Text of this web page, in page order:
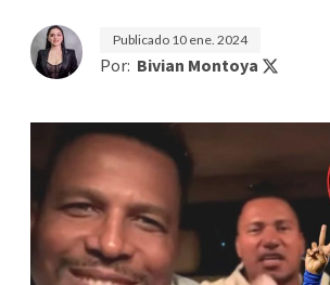
Publicado 10 ene. 2024
Por: Bivian Montoya